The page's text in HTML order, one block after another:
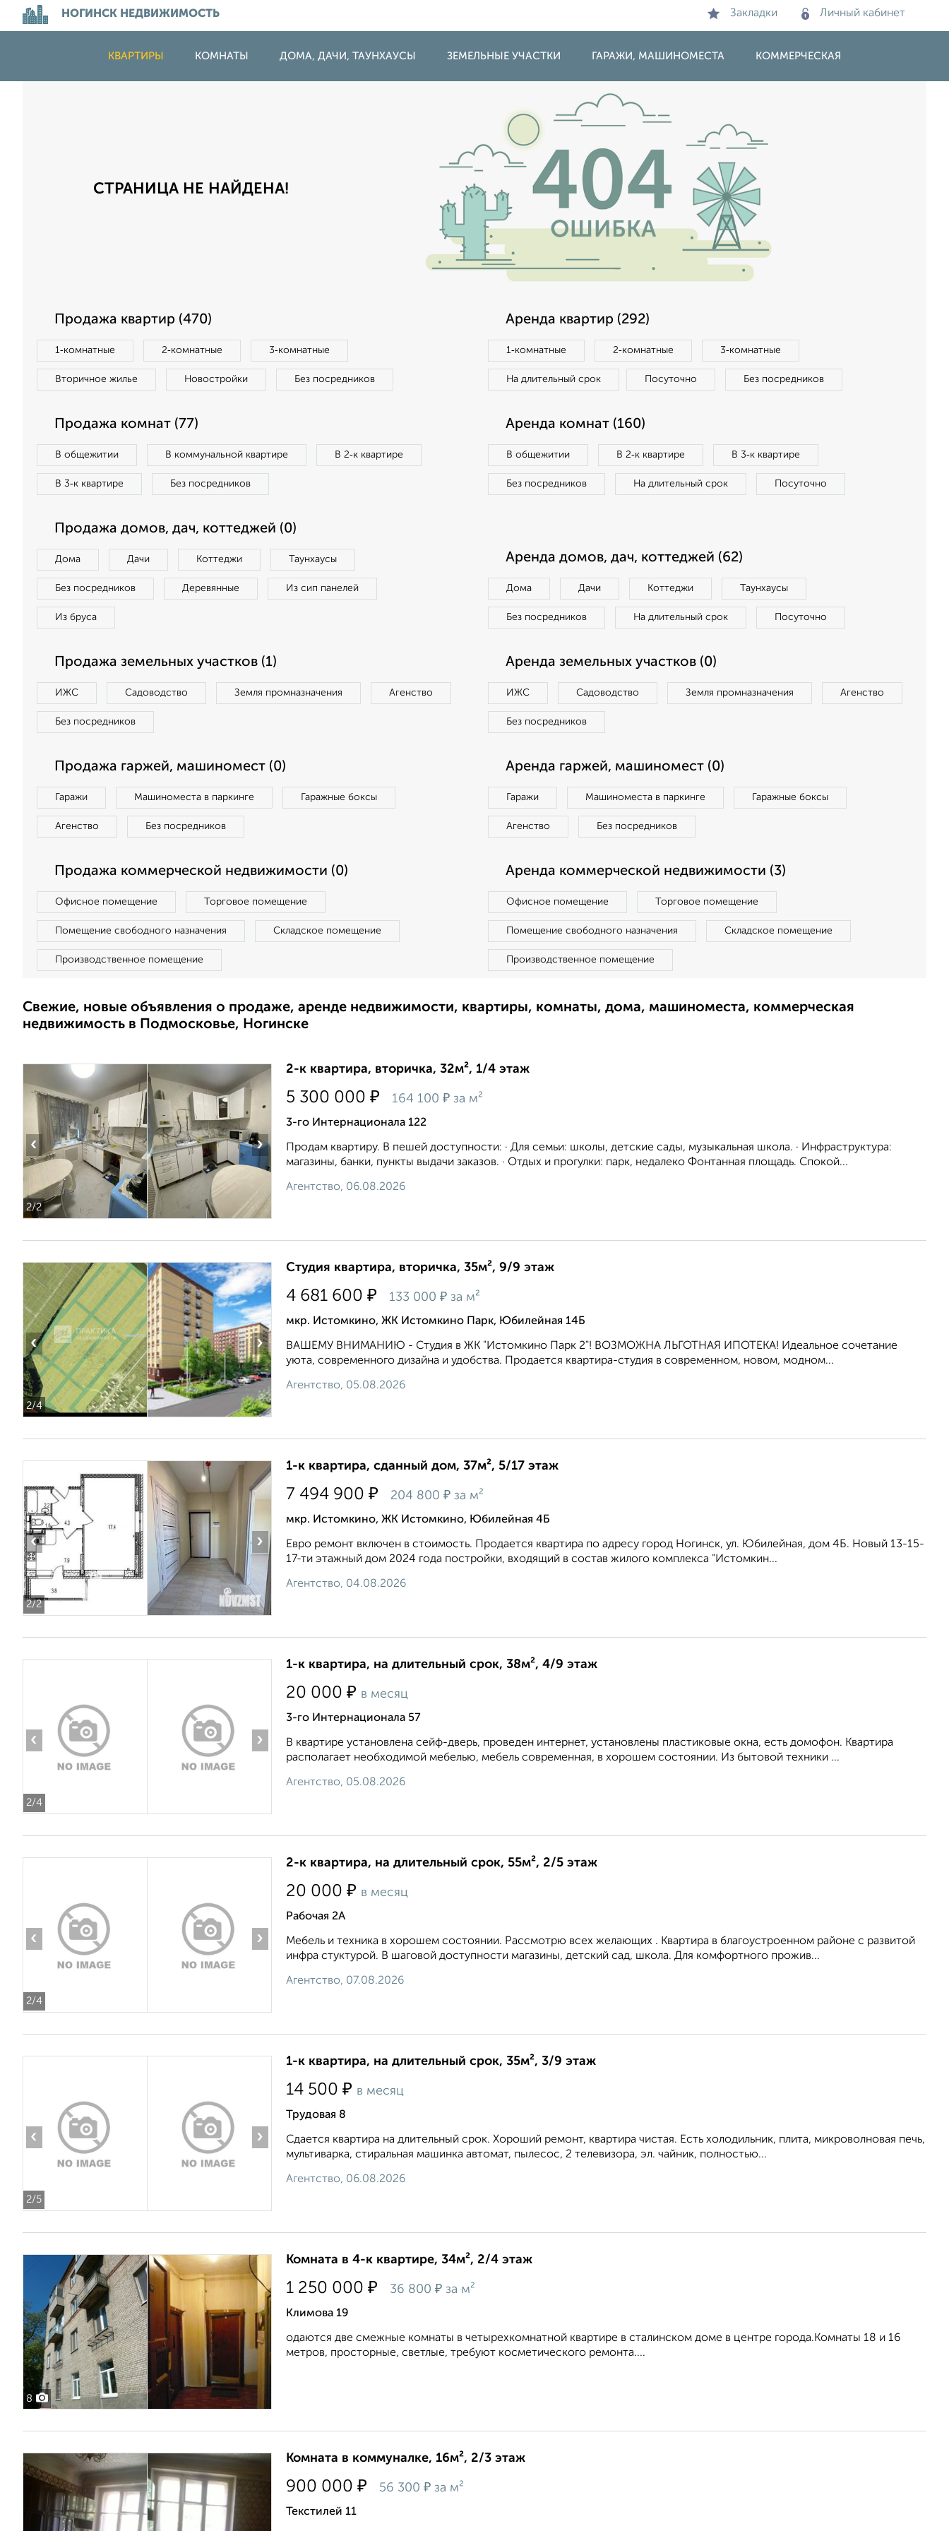
НОГИНСК НЕДВИЖИМОСТЬ Закладки Личный кабинет
КВАРТИРЫ КОМНАТЫ ДОМА, ДАЧИ, ТАУНХАУСЫ ЗЕМЕЛЬНЫЕ УЧАСТКИ ГАРАЖИ, МАШИНОМЕСТА КОММЕРЧЕСКАЯ
СТРАНИЦА НЕ НАЙДЕНА!
Продажа квартир (470)
1‑комнатные 2‑комнатные 3‑комнатные
Вторичное жилье Новостройки Без посредников
Аренда квартир (292)
1‑комнатные 2‑комнатные 3‑комнатные
На длительный срок Посуточно Без посредников
Продажа комнат (77)
В общежитии В коммунальной квартире В 2‑к квартире
В 3‑к квартире Без посредников
Аренда комнат (160)
В общежитии В 2‑к квартире В 3‑к квартире
Без посредников На длительный срок Посуточно
Продажа домов, дач, коттеджей (0)
Дома Дачи Коттеджи Таунхаусы
Без посредников Деревянные Из сип панелей
Из бруса
Аренда домов, дач, коттеджей (62)
Дома Дачи Коттеджи Таунхаусы
Без посредников На длительный срок Посуточно
Продажа земельных участков (1)
ИЖС Садоводство Земля промназначения Агенство
Без посредников
Аренда земельных участков (0)
ИЖС Садоводство Земля промназначения Агенство
Без посредников
Продажа гаржей, машиномест (0)
Гаражи Машиноместа в паркинге Гаражные боксы
Агенство Без посредников
Аренда гаржей, машиномест (0)
Гаражи Машиноместа в паркинге Гаражные боксы
Агенство Без посредников
Продажа коммерческой недвижимости (0)
Офисное помещение Торговое помещение
Помещение свободного назначения Складское помещение
Производственное помещение
Аренда коммерческой недвижимости (3)
Офисное помещение Торговое помещение
Помещение свободного назначения Складское помещение
Производственное помещение
Свежие, новые объявления о продаже, аренде недвижимости, квартиры, комнаты, дома, машиноместа, коммерческая
недвижимость в Подмосковье, Ногинске
2/2
‹ ›
2-к квартира, вторичка, 32м², 1/4 этаж
5 300 000 ₽ 164 100 ₽ за м²
3-го Интернационала 122
Продам квартиру. В пешей доступности: · Для семьи: школы, детские сады, музыкальная школа. · Инфраструктура:
магазины, банки, пункты выдачи заказов. · Отдых и прогулки: парк, недалеко Фонтанная площадь. Спокой...
Агентство, 06.08.2026
2/4
‹ ›
Студия квартира, вторичка, 35м², 9/9 этаж
4 681 600 ₽ 133 000 ₽ за м²
мкр. Истомкино, ЖК Истомкино Парк, Юбилейная 14Б
ВАШЕМУ ВНИМАНИЮ - Студия в ЖК "Истомкино Парк 2"! ВОЗМОЖНА ЛЬГОТНАЯ ИПОТЕКА! Идеальное сочетание
уюта, современного дизайна и удобства. Продается квартира-студия в современном, новом, модном...
Агентство, 05.08.2026
2/2
‹ ›
1-к квартира, сданный дом, 37м², 5/17 этаж
7 494 900 ₽ 204 800 ₽ за м²
мкр. Истомкино, ЖК Истомкино, Юбилейная 4Б
Евро ремонт включен в стоимость. Продается квартира по адресу город Ногинск, ул. Юбилейная, дом 4Б. Новый 13-15-
17-ти этажный дом 2024 года постройки, входящий в состав жилого комплекса "Истомкин...
Агентство, 04.08.2026
2/4
‹ ›
1-к квартира, на длительный срок, 38м², 4/9 этаж
20 000 ₽ в месяц
3-го Интернационала 57
В квартире установлена сейф-дверь, проведен интернет, установлены пластиковые окна, есть домофон. Квартира
располагает необходимой мебелью, мебель современная, в хорошем состоянии. Из бытовой техники ...
Агентство, 05.08.2026
2/4
‹ ›
2-к квартира, на длительный срок, 55м², 2/5 этаж
20 000 ₽ в месяц
Рабочая 2А
Мебель и техника в хорошем состоянии. Рассмотрю всех желающих . Квартира в благоустроенном районе с развитой
инфра стуктурой. В шаговой доступности магазины, детский сад, школа. Для комфортного прожив...
Агентство, 07.08.2026
2/5
‹ ›
1-к квартира, на длительный срок, 35м², 3/9 этаж
14 500 ₽ в месяц
Трудовая 8
Сдается квартира на длительный срок. Хороший ремонт, квартира чистая. Есть холодильник, плита, микроволновая печь,
мультиварка, стиральная машинка автомат, пылесос, 2 телевизора, эл. чайник, полностью...
Агентство, 06.08.2026
8
Комната в 4-к квартире, 34м², 2/4 этаж
1 250 000 ₽ 36 800 ₽ за м²
Климова 19
одаются две смежные комнаты в четырехкомнатной квартире в сталинском доме в центре города.Комнаты 18 и 16
метров, просторные, светлые, требуют косметического ремонта....
Комната в коммуналке, 16м², 2/3 этаж
900 000 ₽ 56 300 ₽ за м²
Текстилей 11